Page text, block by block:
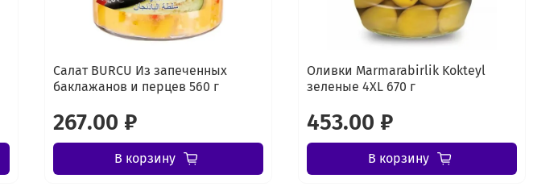
Салат BURCU Из запеченных
баклажанов и перцев 560 г
267.00 ₽
В корзину
Оливки Marmarabirlik Kokteyl
зеленые 4XL 670 г
453.00 ₽
В корзину